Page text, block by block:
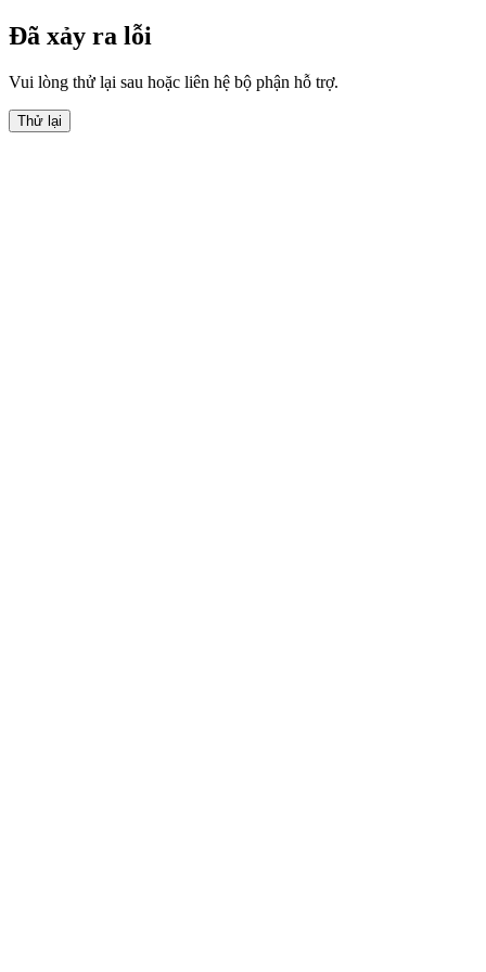
Đã xảy ra lỗi
Vui lòng thử lại sau hoặc liên hệ bộ phận hỗ trợ.
Thử lại